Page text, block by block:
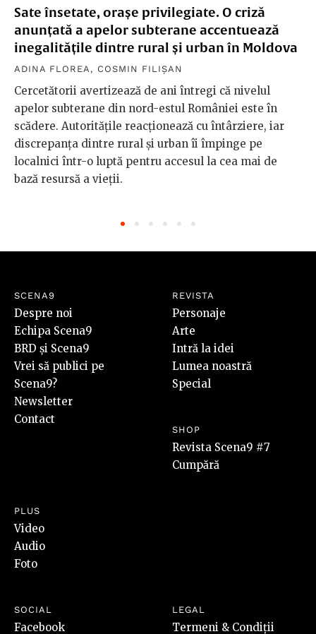
Sate însetate, orașe privilegiate. O criză
anunțată a apelor subterane accentuează
inegalitățile dintre rural și urban în Moldova
ADINA FLOREA , COSMIN FILIȘAN
Cercetătorii avertizează de ani întregi că nivelul
apelor subterane din nord-estul României este în
scădere. Autoritățile reacționează cu întârziere, iar
discrepanța dintre rural și urban îi împinge pe
localnici într-o luptă pentru accesul la cea mai de
bază resursă a vieții.
SCENA9
Despre noi
Echipa Scena9
BRD și Scena9
Vrei să publici pe
Scena9?
Newsletter
Contact
REVISTA
Personaje
Arte
Intră la idei
Lumea noastră
Special
SHOP
Revista Scena9 #7
Cumpără
PLUS
Video
Audio
Foto
SOCIAL
Facebook
LEGAL
Termeni & Condiții